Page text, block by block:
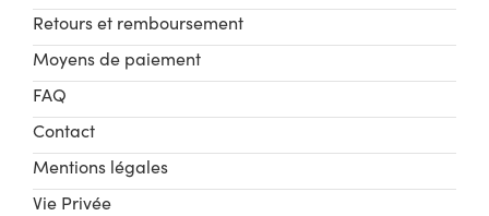
Retours et remboursement
Moyens de paiement
FAQ
Contact
Mentions légales
Vie Privée